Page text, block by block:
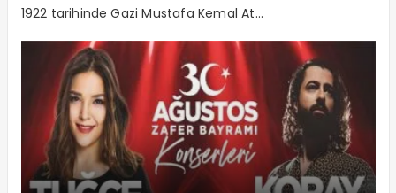
1922 tarihinde Gazi Mustafa Kemal At...